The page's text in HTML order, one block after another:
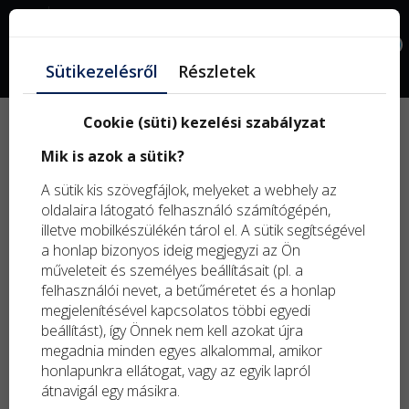
Facebook
Elállás a szerződéstől
szerződéstől az áru kézhezvételétől számított14 napon
belülindokolás nélkül elállni. Az elállási szándékát az alábbi
űrlap kitöltésével és elküldésével jelezheti felénk. A
beküldést követően automatikus visszaigazolót küldünk a
megadott e-mail címre.
Név*
E-mail cím*
Sütikezelésről Részletek
Cookie (süti) kezelési szabályzat
Mik is azok a sütik?
A sütik kis szövegfájlok, melyeket a webhely az
oldalaira látogató felhasználó számítógépén,
illetve mobilkészülékén tárol el. A sütik segítségével
a honlap bizonyos ideig megjegyzi az Ön
műveleteit és személyes beállításait (pl. a
felhasználói nevet, a betűméretet és a honlap
megjelenítésével kapcsolatos többi egyedi
beállítást), így Önnek nem kell azokat újra
megadnia minden egyes alkalommal, amikor
honlapunkra ellátogat, vagy az egyik lapról
átnavigál egy másikra.